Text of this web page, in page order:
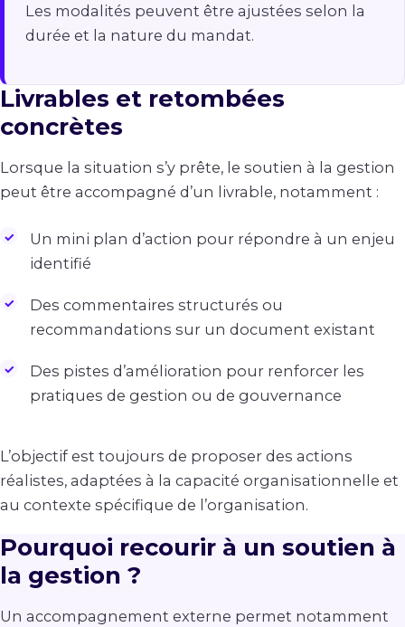
Les modalités peuvent être ajustées selon la
durée et la nature du mandat.
Livrables et retombées
concrètes
Lorsque la situation s’y prête, le soutien à la gestion
peut être accompagné d’un livrable, notamment :
Un mini plan d’action pour répondre à un enjeu
identifié
Des commentaires structurés ou
recommandations sur un document existant
Des pistes d’amélioration pour renforcer les
pratiques de gestion ou de gouvernance
L’objectif est toujours de proposer des actions
réalistes, adaptées à la capacité organisationnelle et
au contexte spécifique de l’organisation.
Pourquoi recourir à un soutien à
la gestion ?
Un accompagnement externe permet notamment